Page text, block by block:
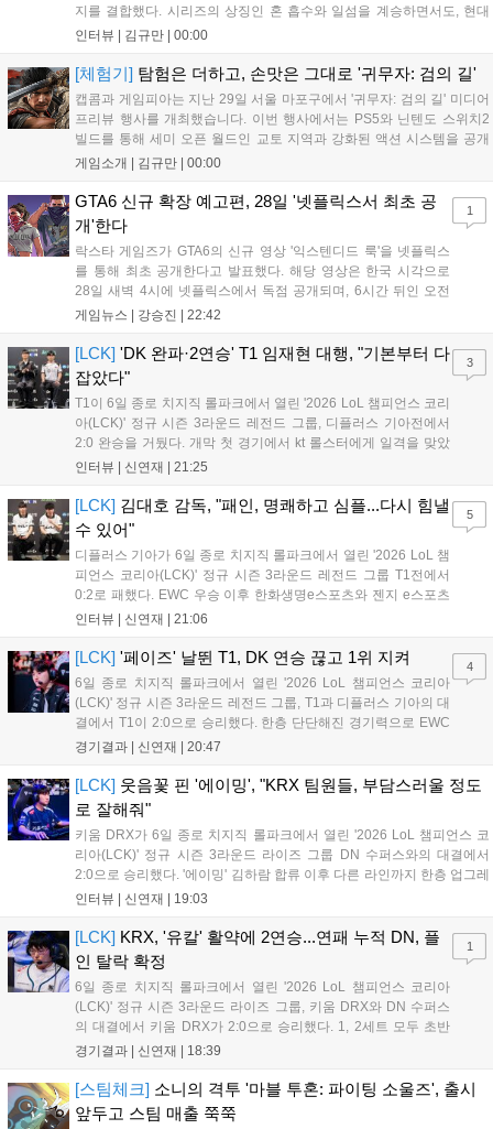
지를 결합했다. 시리즈의 상징인 혼 흡수와 일섬을 계승하면서도, 현대
적인 검극 액션과 '무너뜨리기 일섬'을 더해 전투의 깊이를 더했다. 개발
하고자 했으며, 실제 검술 전문가의 모션 캡처를 통해 리얼리티를 극대
화했다. 세계관을 새롭게 재구성한 이번 신작은 기존 시리즈와 설정은
다르지만, 특유의 통쾌한 손맛과 다크 판타지 분위기를 충실히 담아내어
시리즈 팬과 신규 이용자 모두에게 새로운 재미를 선사할 예정이다....
인터뷰 | 김규만 | 00:00
[체험기] 탐험은 더하고, 손맛은 그대로 '귀무자: 검의 길'
캡콤과 게임피아는 지난 29일 서울 마포구에서 '귀무자: 검의 길' 미디어
프리뷰 행사를 개최했습니다. 이번 행사에서는 PS5와 닌텐도 스위치2
빌드를 통해 세미 오픈 월드인 교토 지역과 강화된 액션 시스템을 공개
했습니다. 주인공 미야모토 무사시가 오니를 정화하는 과정을 담았으며,
탄탄한 게임성을 선보여 기대감을 높였습니다....
게임소개 | 김규만 | 00:00
GTA6 신규 확장 예고편, 28일 '넷플릭스서 최초 공
개'한다
락스타 게임즈가 GTA6의 신규 영상 '익스텐디드 룩'을 넷플릭스
를 통해 최초 공개한다고 발표했다. 해당 영상은 한국 시각으로
28일 새벽 4시에 넷플릭스에서 독점 공개되며, 6시간 뒤인 오전
10시부터 공식 유튜브와 홈페이지에서도 확인할 수 있다. 기존보
이례적인 협업이 향후 게임 마케팅 방식에 어떤 변화를 가져올지
전 세계 팬들의 이목이 쏠리고 있다....
게임뉴스 | 강승진 | 22:42
1
[LCK] 'DK 완파·2연승' T1 임재현 대행, "기본부터 다
잡았다"
T1이 6일 종로 치지직 롤파크에서 열린 '2026 LoL 챔피언스 코리
아(LCK)' 정규 시즌 3라운드 레전드 그룹, 디플러스 기아전에서
2:0 완승을 거뒀다. 개막 첫 경기에서 kt 롤스터에게 일격을 맞았
지만, 젠지 e스포츠의 홈 경기에서 원정 승리를 챙기며 분위기를
한 모습이었다. 다음은...
인터뷰 | 신연재 | 21:25
3
[LCK] 김대호 감독, "패인, 명쾌하고 심플...다시 힘낼
수 있어"
디플러스 기아가 6일 종로 치지직 롤파크에서 열린 '2026 LoL 챔
피언스 코리아(LCK)' 정규 시즌 3라운드 레전드 그룹 T1전에서
0:2로 패했다. EWC 우승 이후 한화생명e스포츠와 젠지 e스포츠
를 잡아내며 기세를 끌어올렸지만, 경기력이 제 궤도에 오른 T1은
"오늘 져서 너무 아쉽다"...
인터뷰 | 신연재 | 21:06
5
[LCK] '페이즈' 날뛴 T1, DK 연승 끊고 1위 지켜
6일 종로 치지직 롤파크에서 열린 '2026 LoL 챔피언스 코리아
(LCK)' 정규 시즌 3라운드 레전드 그룹, T1과 디플러스 기아의 대
결에서 T1이 2:0으로 승리했다. 한층 단단해진 경기력으로 EWC
우승을 기점으로 파죽지세의 연승을 이어가던 디플러스 기아를
T1은 첫 드래곤을 두드렸...
경기결과 | 신연재 | 20:47
4
[LCK] 웃음꽃 핀 '에이밍', "KRX 팀원들, 부담스러울 정도
로 잘해줘"
키움 DRX가 6일 종로 치지직 롤파크에서 열린 '2026 LoL 챔피언스 코
리아(LCK)' 정규 시즌 3라운드 라이즈 그룹 DN 수퍼스와의 대결에서
2:0으로 승리했다. '에이밍' 김하람 합류 이후 다른 라인까지 한층 업그레
이드 된 경기력을 보여주며 기분 좋은 2연승을 달렸다. 경기 종료 후 기
인터뷰 | 신연재 | 19:03
[LCK] KRX, '유칼' 활약에 2연승...연패 누적 DN, 플
인 탈락 확정
6일 종로 치지직 롤파크에서 열린 '2026 LoL 챔피언스 코리아
(LCK)' 정규 시즌 3라운드 라이즈 그룹, 키움 DRX와 DN 수퍼스
의 대결에서 키움 DRX가 2:0으로 승리했다. 1, 2세트 모두 초반
부터 앞서나갔고, 별다른 위기 없이 승리를 꿰찼다. DN 수퍼스는
의 출발이 매우 좋...
경기결과 | 신연재 | 18:39
1
[스팀체크] 소니의 격투 '마블 투혼: 파이팅 소울즈', 출시
앞두고 스팀 매출 쭉쭉